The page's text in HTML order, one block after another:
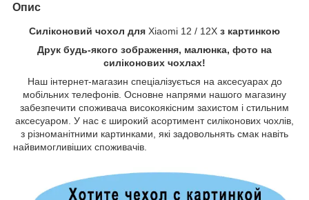
Опис
Силіконовий чохол для Xiaomi 12 / 12X з картинкою
Друк будь-якого зображення, малюнка, фото на
силіконових чохлах!
Наш інтернет-магазин спеціалізується на аксесуарах до
мобільних телефонів. Основне напрями нашого магазину
забезпечити споживача високоякісним захистом і стильним
аксесуаром. У нас є широкий асортимент силіконових чохлів,
з різноманітними картинками, які задовольнять смак навіть
найвимогливіших споживачів.